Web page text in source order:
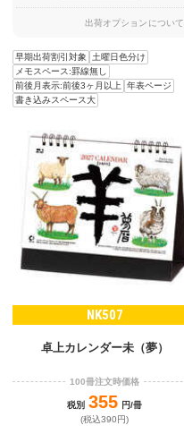
出荷オプションについて
早期出荷割引対象
土曜日色分け
メモスペース:罫線無し
前後月表示:前後3ヶ月以上 年表ページ
書き込みスペース大
NK507
卓上カレンダー未（夢）
100冊注文時価格
税別 355 円/冊
(税込390円)